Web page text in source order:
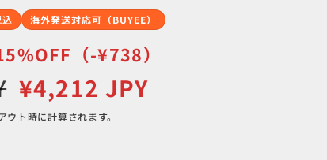
海外発送対応可（BUYEE）
（-¥738）
セ
ー
ル
¥4,212 JPY
ウト時に計算されます。